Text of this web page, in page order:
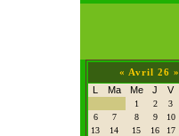
« Avril 26 »
L
Ma Me J V
1 2 3
6
7 8 9 10
13
14 15 16 17